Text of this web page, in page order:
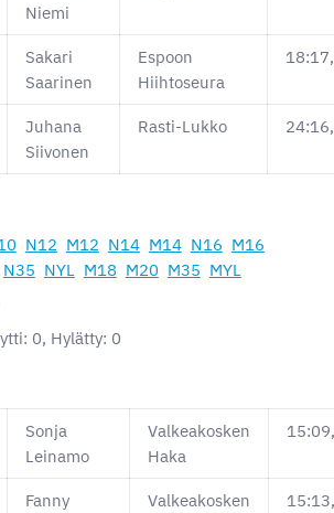
Niemi
Sakari
Saarinen
Espoon
Hiihtoseura
Juhana
Siivonen
Rasti-Lukko
N12 M12 N14 M14 N16 M16
N35 NYL M18 M20 M35 MYL
0, Hylätty: 0
Sonja
Leinamo
Valkeakosken
Haka
Fanny
Valkeakosken